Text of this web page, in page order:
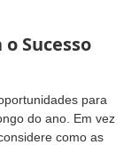
Sucesso
para
do ano. Em vez
como as